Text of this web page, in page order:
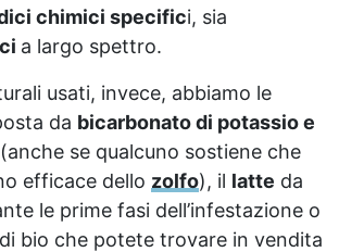
chimici specifici, sia
a largo spettro.
usati, invece, abbiamo le
da bicarbonato di potassio e
se qualcuno sostiene che
efficace dello zolfo), il latte da
le prime fasi dell’infestazione o
bio che potete trovare in vendita